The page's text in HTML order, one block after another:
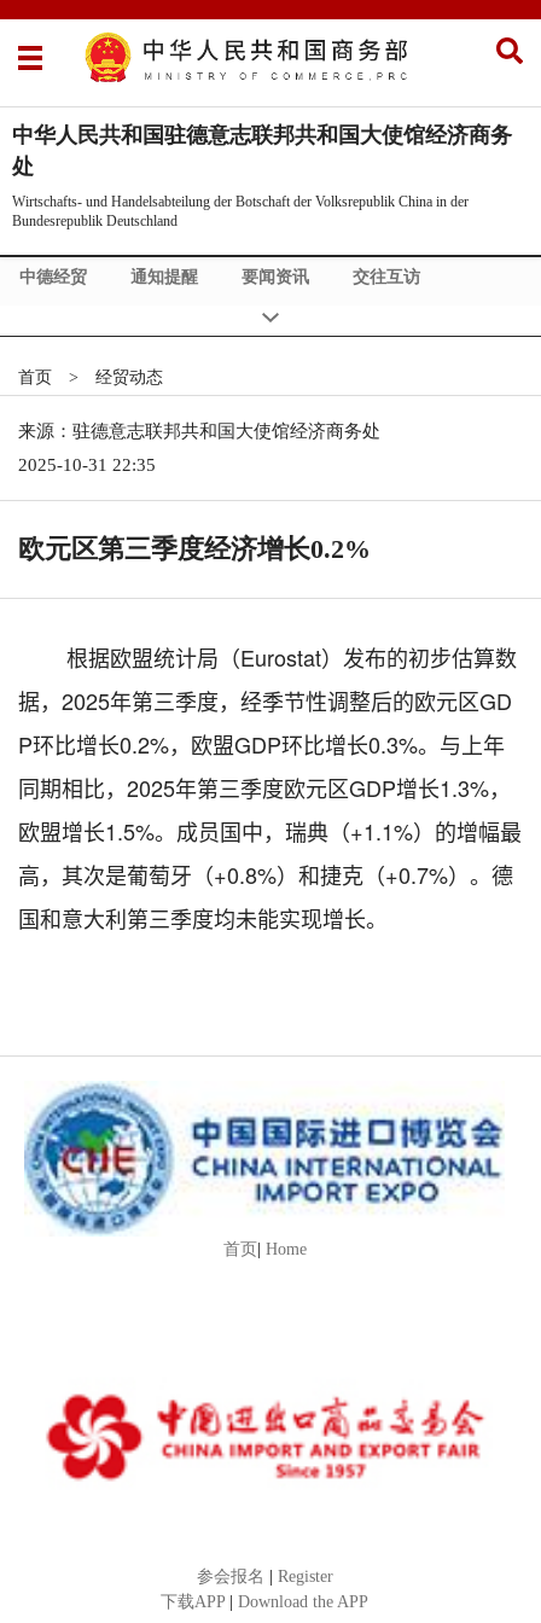
中华人民共和国驻德意志联邦共和国大使馆经济商务
处
Wirtschafts- und Handelsabteilung der Botschaft der Volksrepublik China in der
Bundesrepublik Deutschland
中德经贸 通知提醒 要闻资讯 交往互访
关于我们
首页 > 经贸动态
来源：驻德意志联邦共和国大使馆经济商务处
2025-10-31 22:35
欧元区第三季度经济增长0.2%
根据欧盟统计局（Eurostat）发布的初步估算数
据，2025年第三季度，经季节性调整后的欧元区GD
P环比增长0.2%，欧盟GDP环比增长0.3%。与上年
同期相比，2025年第三季度欧元区GDP增长1.3%，
欧盟增长1.5%。成员国中，瑞典（+1.1%）的增幅最
高，其次是葡萄牙（+0.8%）和捷克（+0.7%）。德
国和意大利第三季度均未能实现增长。
首页| Home
参会报名
Register
下载APP
Download the APP